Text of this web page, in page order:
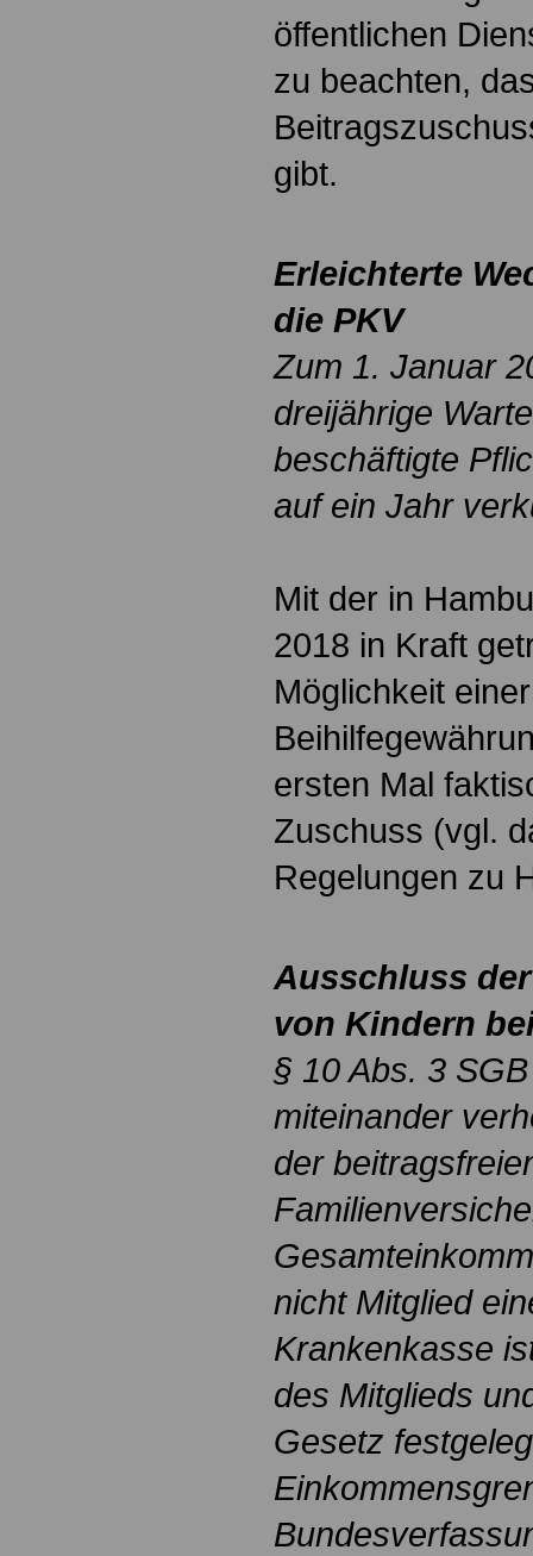
öffentlichen
zu beachten,
gibt.
Erleichterte
die PKV
Zum 1. Januar
dreijährige
beschäftigte
auf ein Jahr
Mit der in
2018 in Kraft
Möglichkeit
ersten Mal
Zuschuss (vgl.
Regelungen zu
Ausschluss
von Kindern
§ 10 Abs. 3
miteinander
der
nicht Mitglied
Krankenkasse
des Mitglieds
Gesetz